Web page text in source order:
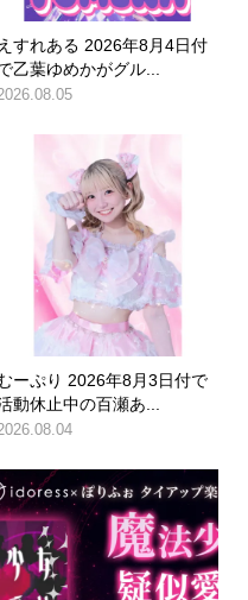
えすれある 2026年8月4日付
乙葉ゆめかがグル...
ーぷり 2026年8月3日付で
動休止中の百瀬あ...